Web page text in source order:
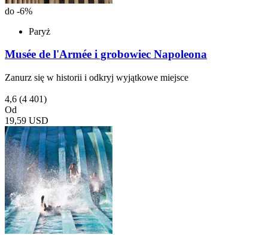
do -6%
Paryż
Musée de l'Armée i grobowiec Napoleona
Zanurz się w historii i odkryj wyjątkowe miejsce
4,6 (4 401)
Od
19,59 USD